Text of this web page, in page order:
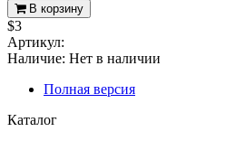
В корзину
$3
Артикул:
Наличие: Нет в наличии
Полная версия
Каталог